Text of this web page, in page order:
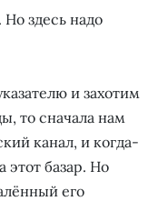
Но здесь надо
и захотим
то сначала нам
канал, и когда-
этот базар. Но
его